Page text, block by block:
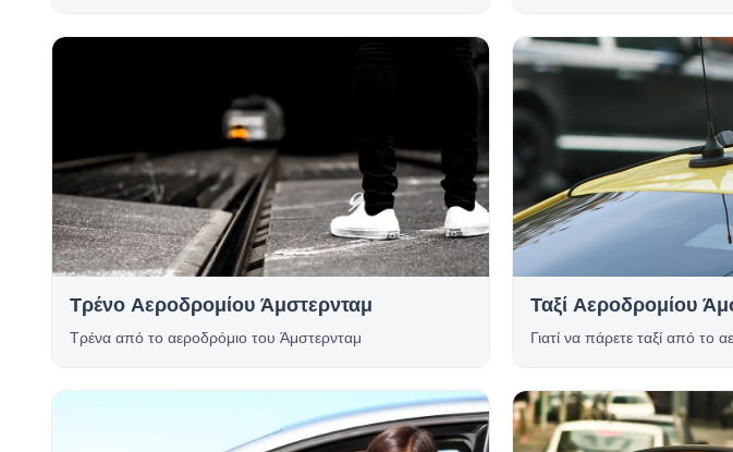
Τρένο Αεροδρομίου Άμστερνταμ
Τρένα από το αεροδρόμιο του Άμστερνταμ
Ταξί Αεροδρομίου
Γιατί να πάρετε ταξί από το